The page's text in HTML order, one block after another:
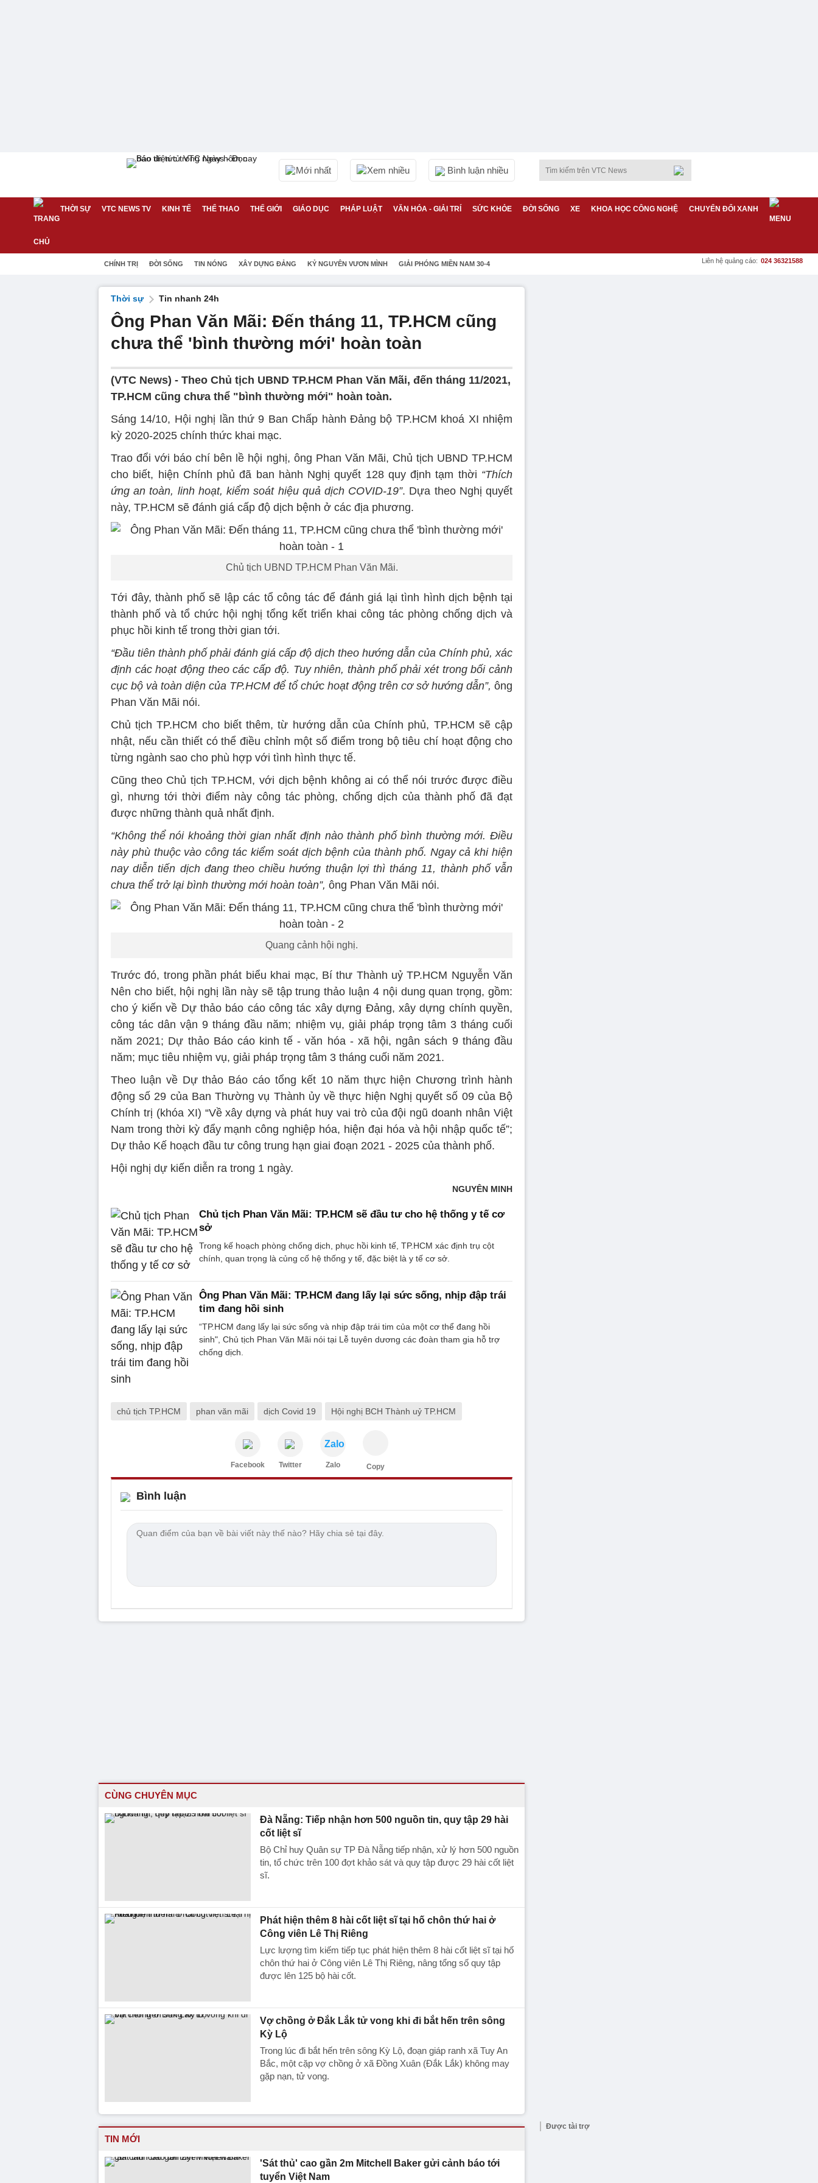
Mới nhất Xem nhiều Bình luận nhiều
THỜI SỰ VTC NEWS TV KINH TẾ THỂ THAO THẾ GIỚI GIÁO DỤC PHÁP LUẬT VĂN HÓA - GIẢI TRÍ SỨC KHỎE ĐỜI SỐNG XE KHOA HỌC CÔNG NGHỆ CHUYỂN ĐỔI XANH
CHÍNH TRỊ ĐỜI SỐNG TIN NÓNG XÂY DỰNG ĐẢNG KỶ NGUYÊN VƯƠN MÌNH GIẢI PHÓNG MIỀN NAM 30-4 Liên hệ quảng cáo: 024 36321588
Thời sự Tin nhanh 24h
Ông Phan Văn Mãi: Đến tháng 11, TP.HCM cũng
chưa thể 'bình thường mới' hoàn toàn
(VTC News) - Theo Chủ tịch UBND TP.HCM Phan Văn Mãi, đến tháng 11/2021,
TP.HCM cũng chưa thể "bình thường mới" hoàn toàn.
Sáng 14/10, Hội nghị lần thứ 9 Ban Chấp hành Đảng bộ TP.HCM khoá XI nhiệm
kỳ 2020-2025 chính thức khai mạc.
Trao đổi với báo chí bên lề hội nghị, ông Phan Văn Mãi, Chủ tịch UBND TP.HCM
cho biết, hiện Chính phủ đã ban hành Nghị quyết 128 quy định tạm thời “Thích
ứng an toàn, linh hoạt, kiểm soát hiệu quả dịch COVID-19”. Dựa theo Nghị quyết
này, TP.HCM sẽ đánh giá cấp độ dịch bệnh ở các địa phương.
Chủ tịch UBND TP.HCM Phan Văn Mãi.
Tới đây, thành phố sẽ lập các tổ công tác để đánh giá lại tình hình dịch bệnh tại
thành phố và tổ chức hội nghị tổng kết triển khai công tác phòng chống dịch và
phục hồi kinh tế trong thời gian tới.
“Đầu tiên thành phố phải đánh giá cấp độ dịch theo hướng dẫn của Chính phủ, xác
định các hoạt động theo các cấp độ. Tuy nhiên, thành phố phải xét trong bối cảnh
cục bộ và toàn diện của TP.HCM để tổ chức hoạt động trên cơ sở hướng dẫn”, ông
Phan Văn Mãi nói.
Chủ tịch TP.HCM cho biết thêm, từ hướng dẫn của Chính phủ, TP.HCM sẽ cập
nhật, nếu cần thiết có thể điều chỉnh một số điểm trong bộ tiêu chí hoạt động cho
từng ngành sao cho phù hợp với tình hình thực tế.
Cũng theo Chủ tịch TP.HCM, với dịch bệnh không ai có thể nói trước được điều
gì, nhưng tới thời điểm này công tác phòng, chống dịch của thành phố đã đạt
được những thành quả nhất định.
“Không thể nói khoảng thời gian nhất định nào thành phố bình thường mới. Điều
này phù thuộc vào công tác kiểm soát dịch bệnh của thành phố. Ngay cả khi hiện
nay diễn tiến dịch đang theo chiều hướng thuận lợi thì tháng 11, thành phố vẫn
chưa thể trở lại bình thường mới hoàn toàn”, ông Phan Văn Mãi nói.
Quang cảnh hội nghị.
Trước đó, trong phần phát biểu khai mạc, Bí thư Thành uỷ TP.HCM Nguyễn Văn
Nên cho biết, hội nghị lần này sẽ tập trung thảo luận 4 nội dung quan trọng, gồm:
cho ý kiến về Dự thảo báo cáo công tác xây dựng Đảng, xây dựng chính quyền,
công tác dân vận 9 tháng đầu năm; nhiệm vụ, giải pháp trọng tâm 3 tháng cuối
năm 2021; Dự thảo Báo cáo kinh tế - văn hóa - xã hội, ngân sách 9 tháng đầu
năm; mục tiêu nhiệm vụ, giải pháp trọng tâm 3 tháng cuối năm 2021.
Theo luận về Dự thảo Báo cáo tổng kết 10 năm thực hiện Chương trình hành
động số 29 của Ban Thường vụ Thành ủy về thực hiện Nghị quyết số 09 của Bộ
Chính trị (khóa XI) “Về xây dựng và phát huy vai trò của đội ngũ doanh nhân Việt
Nam trong thời kỳ đẩy mạnh công nghiệp hóa, hiện đại hóa và hội nhập quốc tế”;
Dự thảo Kế hoạch đầu tư công trung hạn giai đoạn 2021 - 2025 của thành phố.
Hội nghị dự kiến diễn ra trong 1 ngày.
NGUYÊN MINH
Chủ tịch Phan Văn Mãi: TP.HCM sẽ đầu tư cho hệ thống y tế cơ
sở
Trong kế hoạch phòng chống dịch, phục hồi kinh tế, TP.HCM xác định trụ cột
chính, quan trọng là củng cố hệ thống y tế, đặc biệt là y tế cơ sở.
Ông Phan Văn Mãi: TP.HCM đang lấy lại sức sống, nhịp đập trái
tim đang hồi sinh
“TP.HCM đang lấy lại sức sống và nhịp đập trái tim của một cơ thể đang hồi
sinh", Chủ tịch Phan Văn Mãi nói tại Lễ tuyên dương các đoàn tham gia hỗ trợ
chống dịch.
chủ tịch TP.HCM phan văn mãi dịch Covid 19 Hội nghị BCH Thành uỷ TP.HCM
Facebook Twitter
Zalo
Zalo Copy
Bình luận
CÙNG CHUYÊN MỤC
Đà Nẵng: Tiếp nhận hơn 500 nguồn tin, quy tập 29 hài
cốt liệt sĩ
Bộ Chỉ huy Quân sự TP Đà Nẵng tiếp nhận, xử lý hơn 500 nguồn
tin, tổ chức trên 100 đợt khảo sát và quy tập được 29 hài cốt liệt
sĩ.
Phát hiện thêm 8 hài cốt liệt sĩ tại hố chôn thứ hai ở
Công viên Lê Thị Riêng
Lực lượng tìm kiếm tiếp tục phát hiện thêm 8 hài cốt liệt sĩ tại hố
chôn thứ hai ở Công viên Lê Thị Riêng, nâng tổng số quy tập
được lên 125 bộ hài cốt.
Vợ chồng ở Đắk Lắk tử vong khi đi bắt hến trên sông
Kỳ Lộ
Trong lúc đi bắt hến trên sông Kỳ Lộ, đoạn giáp ranh xã Tuy An
Bắc, một cặp vợ chồng ở xã Đồng Xuân (Đắk Lắk) không may
gặp nạn, tử vong.
TIN MỚI
'Sát thủ' cao gần 2m Mitchell Baker gửi cảnh báo tới
tuyển Việt Nam
Được tài trợ